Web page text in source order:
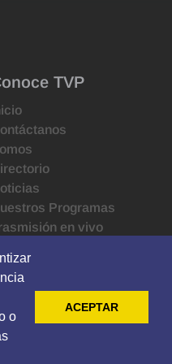
TVP
Programas
en vivo
de las audiencias
de ética
·
o
ACEPTAR
o
ACEPTAR